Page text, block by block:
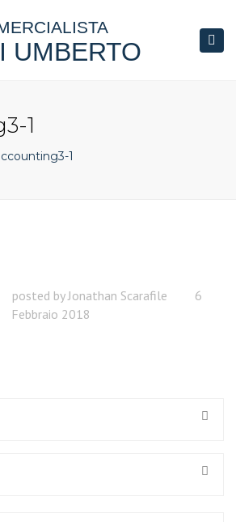
UMBERTO
1
1
posted by Jonathan Scarafile
6
Febbraio 2018